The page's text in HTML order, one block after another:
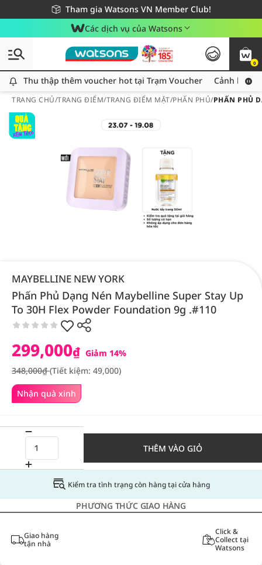
Tham gia Watsons VN Member Club!
Miễn phí giao hàng cho đơn hàng từ 249,000Đ
Giao hàng nhanh 24h - Áp dụng khu vực TP. Hồ Chí Minh
Các dịch vụ của Watsons
0
Thu thập thêm voucher hot tại Trạm Voucher
Thu thập thêm voucher hot tại Trạm Voucher Cảnh báo
TRANG CHỦ/TRANG ĐIỂM/TRANG ĐIỂM MẶT/PHẤN PHỦ/PHẤN PHỦ
MAYBELLINE NEW YORK
Phấn Phủ Dạng Nén Maybelline Super Stay Up
To 30H Flex Powder Foundation 9g .#110
Nhận quà xinh
299,000₫ Giảm 14%
348,000₫(Tiết kiệm: 49,000)
THÊM VÀO GIỎ
Kiểm tra tình trạng còn hàng tại cửa hàng
PHƯƠNG THỨC GIAO HÀNG
Giao hàng
tận nhà
Click &
Collect tại
Watsons